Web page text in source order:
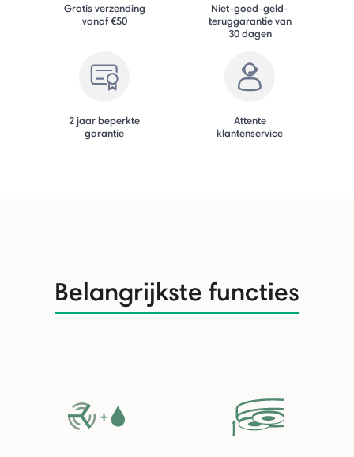
Gratis verzending
vanaf €50
Niet-goed-geld-
teruggarantie van
30 dagen
2 jaar beperkte
garantie
Attente
klantenservice
Belangrijkste functies